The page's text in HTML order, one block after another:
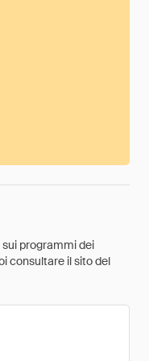
programmi dei
consultare il sito del